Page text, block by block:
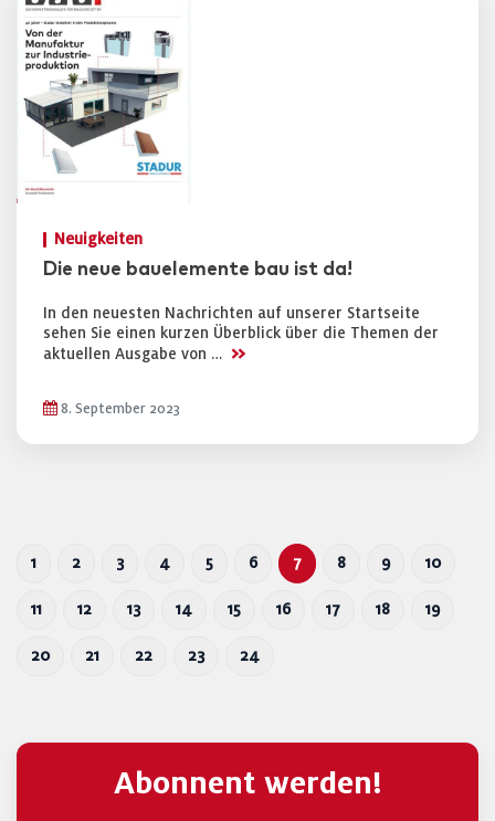
Neuigkeiten
Die neue bauelemente bau ist da!
In den neuesten Nachrichten auf unserer Startseite
sehen Sie einen kurzen Überblick über die Themen der
aktuellen Ausgabe von … >>
8. September 2023
1 2 3 4 5 6 7 8 9 10
11 12 13 14 15 16 17 18 19
20 21 22 23 24
Abonnent werden!